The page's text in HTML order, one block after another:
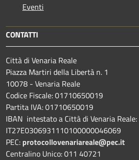
Eventi
CONTATTI
Città di Venaria Reale
Piazza Martiri della Libertà n. 1
10078 - Venaria Reale
Codice Fiscale: 01710650019
Partita IVA: 01710650019
IBAN intestato a Città di Venaria Reale:
IT27E0306931110100000046069
PEC: protocollovenariareale@pec.it
Centralino Unico: 011 40721